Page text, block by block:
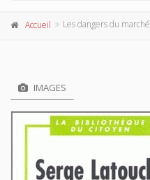
Accueil Les dangers du marché planétaire
IMAGES